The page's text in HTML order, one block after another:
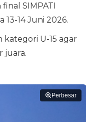
SIMPATI
14 Juni 2026.
U-15 agar
juara.
Perbesar